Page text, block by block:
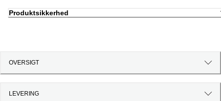
Produktsikkerhed
OVERSIGT
LEVERING